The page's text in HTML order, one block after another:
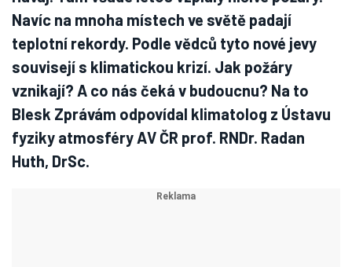
Navíc na mnoha místech ve světě padají
teplotní rekordy. Podle vědců tyto nové jevy
souvisejí s klimatickou krizí. Jak požáry
vznikají? A co nás čeká v budoucnu? Na to
Blesk Zprávám odpovídal klimatolog z Ústavu
fyziky atmosféry AV ČR prof. RNDr. Radan
Huth, DrSc.